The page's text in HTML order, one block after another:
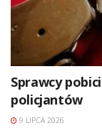
Sprawcy
policjantów
9 LIPCA 2026